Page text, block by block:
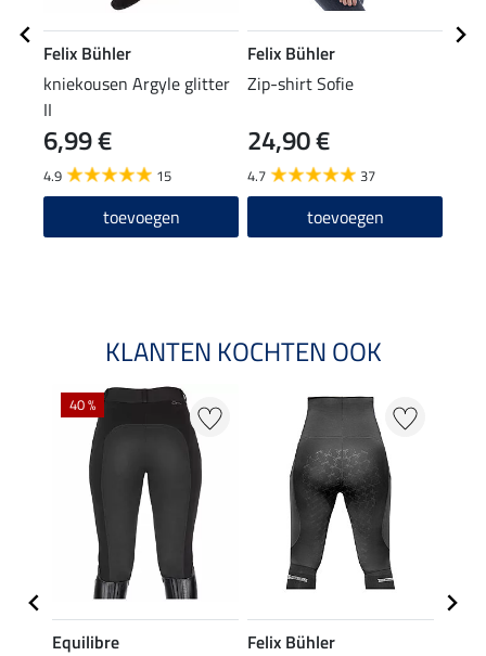
Felix Bühler
kniekousen Argyle glitter
II
6,99 €
4.9 15
toevoegen
Felix Bühler
Zip-shirt Sofie
24,90 €
4.7 37
toevoegen
KLANTEN KOCHTEN OOK
40 %
Equilibre
Felix Bühler